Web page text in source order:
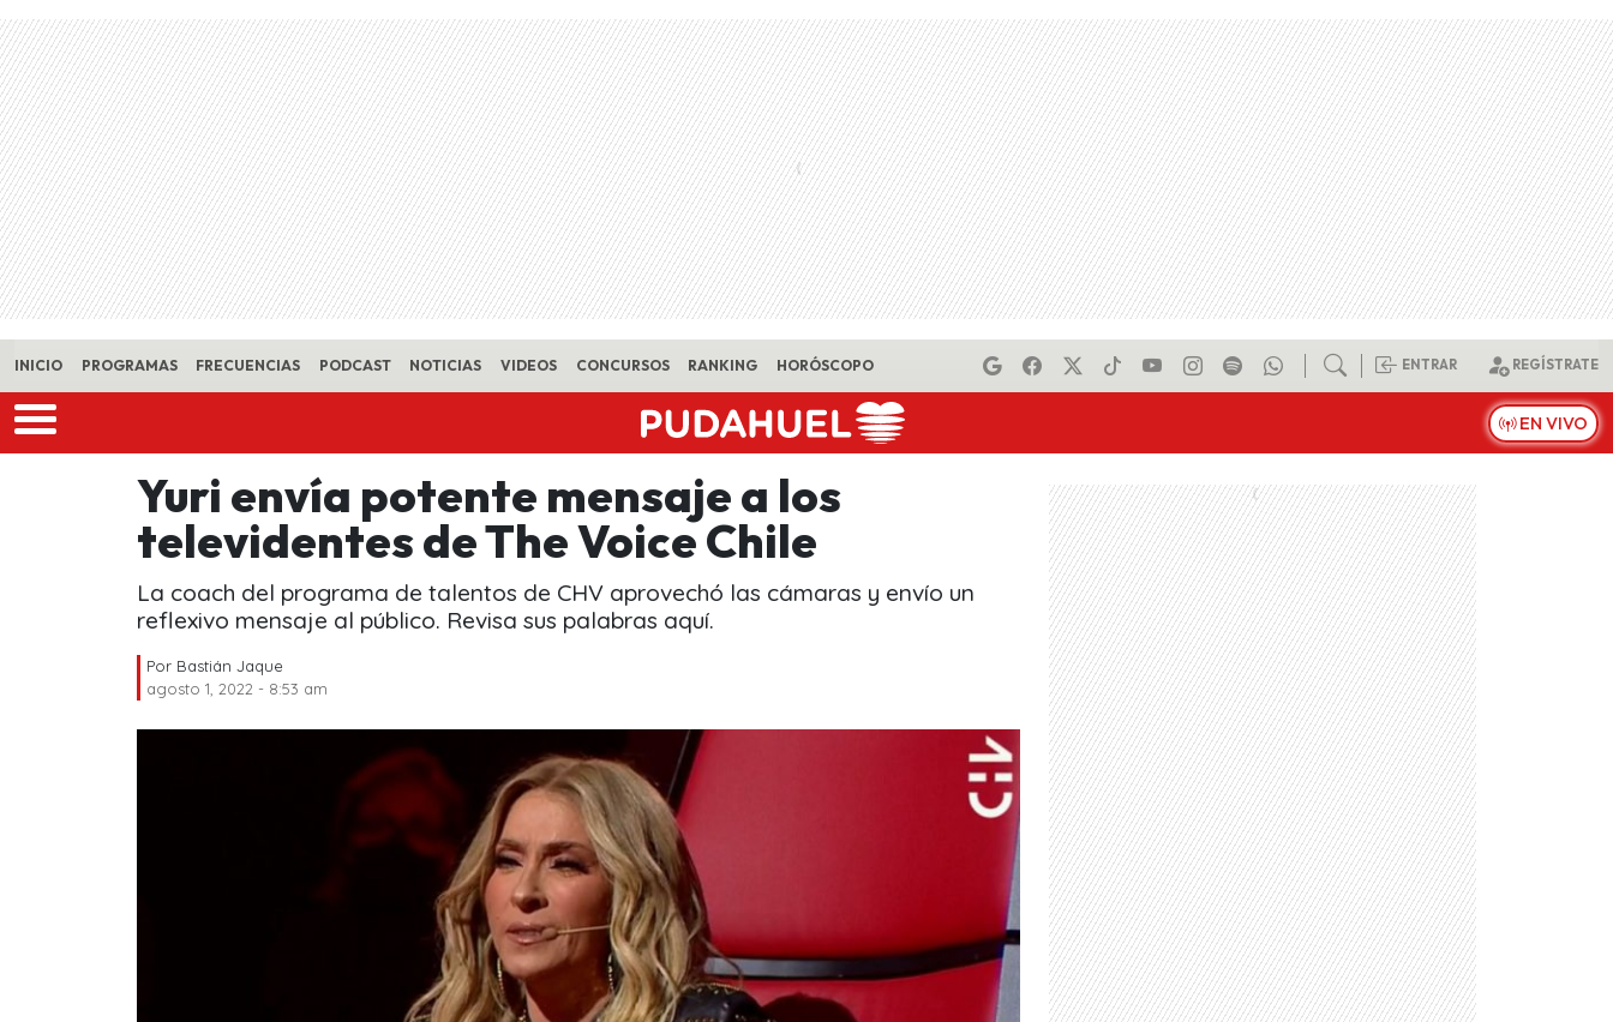
Skip to main content
INICIO PROGRAMAS FRECUENCIAS PODCAST NOTICIAS VIDEOS CONCURSOS RANKING HORÓSCOPO ENTRAR REGÍSTRATE
EN VIVO
Yuri envía potente mensaje a los
televidentes de The Voice Chile
La coach del programa de talentos de CHV aprovechó las cámaras y envío un
reflexivo mensaje al público. Revisa sus palabras aquí.
Por Bastián Jaque
agosto 1, 2022 - 8:53 am